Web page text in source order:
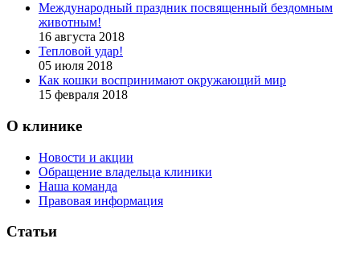
Международный праздник посвященный бездомным
животным!
16 августа 2018
Тепловой удар!
05 июля 2018
Как кошки воспринимают окружающий мир
15 февраля 2018
О клинике
Новости и акции
Обращение владельца клиники
Наша команда
Правовая информация
Статьи